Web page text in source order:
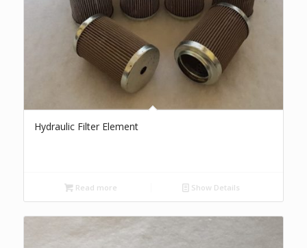
Hydraulic Filter Element
Read more Show Details